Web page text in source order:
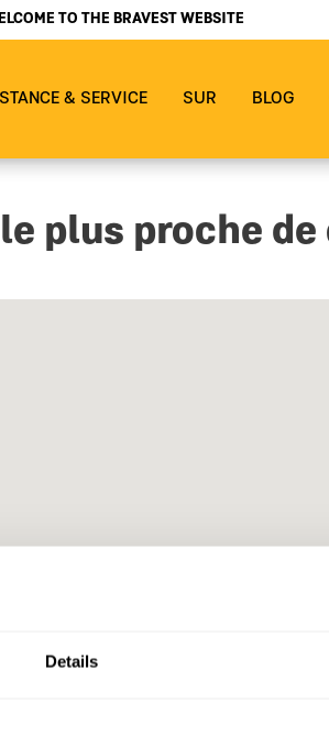
Details
TO THE BRAVEST WEBSITE
& SERVICE SUR BLOG
plus proche de